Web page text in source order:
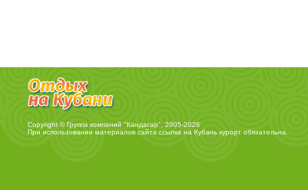
Copyright © Группа компаний "Кандагар", 2005-2026
При использовании материалов сайта ссылка на Кубань курортобязательна.